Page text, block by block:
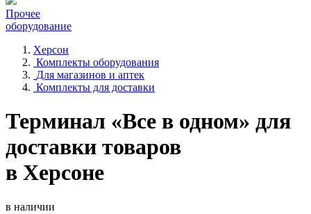
Прочее
оборудование
Херсон
Комплекты оборудования
Для магазинов и аптек
Комплекты для доставки
Терминал «Все в одном» для
доставки товаров
в Херсоне
в наличии